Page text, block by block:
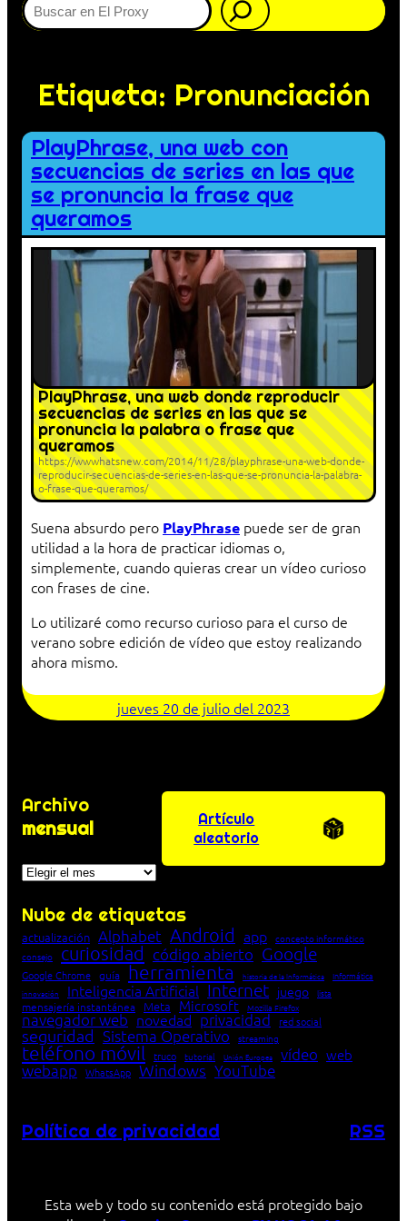
Etiqueta: Pronunciación
PlayPhrase, una web con
secuencias de series en las que
se pronuncia la frase que
queramos
PlayPhrase, una web donde reproducir
secuencias de series en las que se
pronuncia la palabra o frase que
queramos
https://wwwhatsnew.com/2014/11/28/playphrase-una-web-donde-
reproducir-secuencias-de-series-en-las-que-se-pronuncia-la-palabra-
o-frase-que-queramos/
Suena absurdo pero PlayPhrase puede ser de gran
utilidad a la hora de practicar idiomas o,
simplemente, cuando quieras crear un vídeo curioso
con frases de cine.
Lo utilizaré como recurso curioso para el curso de
verano sobre edición de vídeo que estoy realizando
ahora mismo.
jueves 20 de julio del 2023
Archivo
mensual
Archivos
Artículo
aleatorio
Nube de etiquetas
actualización Alphabet Android app concepto informático
consejo
curiosidad código abierto Google
Google Chrome guía herramienta historia de la Informática Informática
innovación Inteligencia Artificial Internet juego lista
mensajería instantánea Meta Microsoft Mozilla Firefox
navegador web novedad privacidad red social
seguridad Sistema Operativo streaming
teléfono móvil truco tutorial Unión Europea vídeo web
webapp WhatsApp Windows YouTube
Política de privacidad RSS
Esta web y todo su contenido está protegido bajo